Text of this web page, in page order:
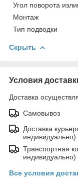
Угол поворота
Монтаж
Тип подводки
Скрыть
Условия
Доставка
Самовывоз
Доставка
индивидуально)
Транспортная
индивидуально)
Все условия